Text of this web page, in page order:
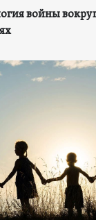
войны